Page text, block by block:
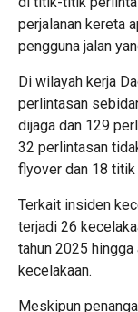
perjalanan kereta
pengguna jalan
Di wilayah kerja
perlintasan
dijaga dan 129
32 perlintasan
flyover dan 18 titik
Terkait insiden
terjadi 26
tahun 2025
kecelakaan.
Meskipun